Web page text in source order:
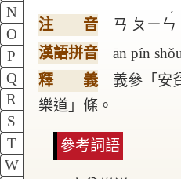
N
O
P
Q
R
S
T
W
注 音 ㄢ ㄆㄧㄣ
ˊ
漢語拼音
ān pín
釋 義
義參「安
樂道」條。
參考詞語